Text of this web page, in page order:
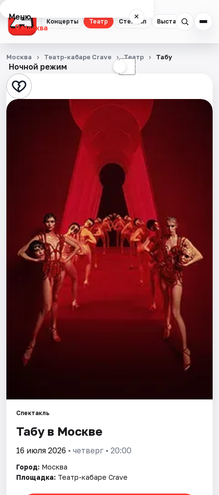
Концерты Театр Стендап Выставки
Меню ×
Москва
Концерты
Театр
Стендап
Города
Площадки
Рейтинги
Ночной режим ☾
Москва Театр-кабаре Crave Театр Табу
Спектакль
Табу в Москве
16 июля 2026 • четверг • 20:00
Город: Москва
Площадка: Театр-кабаре Crave